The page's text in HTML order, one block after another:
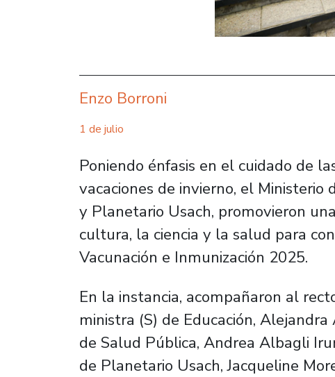
Enzo Borroni
1 de julio
Poniendo énfasis en el cuidado de
vacaciones de invierno, el Ministerio
y Planetario Usach, promovieron
cultura, la ciencia y la salud para
Vacunación e Inmunización 2025.
En la instancia, acompañaron al
ministra (S) de Educación,
de Salud Pública, Andrea Albagli
de Planetario Usach, Jacqueline